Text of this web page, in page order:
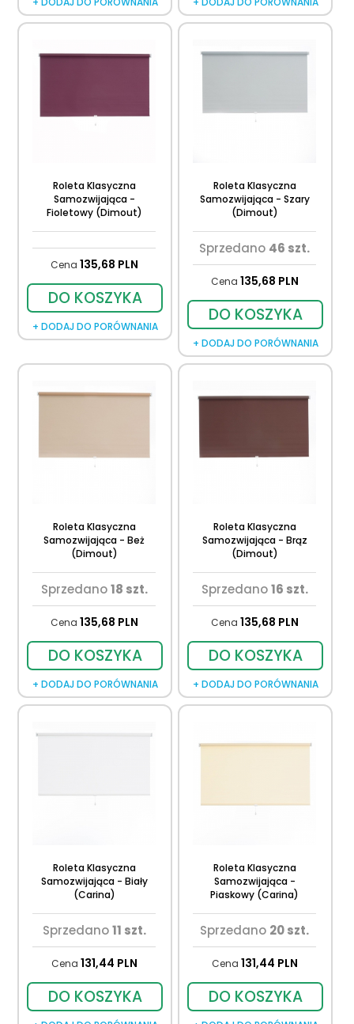
Roleta Klasyczna
Samozwijająca -
Fioletowy (Dimout)
Cena 135,68 PLN
DO KOSZYKA
+ DODAJ DO PORÓWNANIA
Roleta Klasyczna
Samozwijająca - Szary
(Dimout)
Sprzedano 46 szt.
Cena 135,68 PLN
DO KOSZYKA
+ DODAJ DO PORÓWNANIA
Roleta Klasyczna
Samozwijająca - Beż
(Dimout)
Sprzedano18 szt.
Cena 135,68 PLN
DO KOSZYKA
+ DODAJ DO PORÓWNANIA
Roleta Klasyczna
Samozwijająca - Brąz
(Dimout)
Sprzedano16 szt.
Cena 135,68 PLN
DO KOSZYKA
+ DODAJ DO PORÓWNANIA
Roleta Klasyczna
Samozwijająca - Biały
(Carina)
Sprzedano11 szt.
Cena 131,44 PLN
DO KOSZYKA
Roleta Klasyczna
Samozwijająca -
Piaskowy (Carina)
Sprzedano 20 szt.
Cena 131,44 PLN
DO KOSZYKA